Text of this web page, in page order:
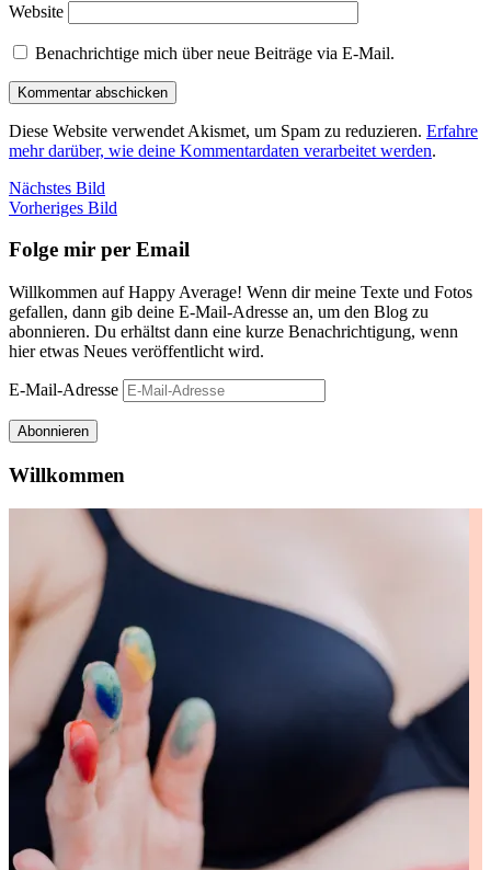
Website
Benachrichtige mich über neue Beiträge via E-Mail.
Diese Website verwendet Akismet, um Spam zu reduzieren. Erfahre
mehr darüber, wie deine Kommentardaten verarbeitet werden.
Nächstes Bild
Vorheriges Bild
Folge mir per Email
Willkommen auf Happy Average! Wenn dir meine Texte und Fotos
gefallen, dann gib deine E-Mail-Adresse an, um den Blog zu
abonnieren. Du erhältst dann eine kurze Benachrichtigung, wenn
hier etwas Neues veröffentlicht wird.
E-Mail-Adresse
Abonnieren
Willkommen